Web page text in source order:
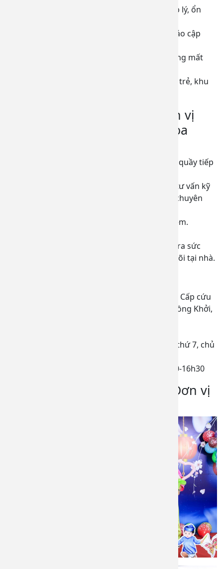
Xây dựng đa dạng gói tiêm với chi phí hợp lý, ổn
Lưu giữ lịch sử tiêm, nhắc lịch và thông báo cập
Thủ tục đặt lịch dễ dàng, nhanh gọn, không mất
Cung cấp khu vui chơi nhiều màu sắc cho trẻ, khu
Quy trình tiêm chủng tại Đơn vị
tiêm chủng Bệnh viện đa khoa
Bước 1: Khách hàng đăng ký thông tin tại quầy tiếp
Bước 2: Khách hàng được thăm khám và tư vấn kỹ
trước khi tiêm tại phòng khám với bác sĩ chuyên
Bước 3: Khách hàng thanh toán chi phí tiêm.
Bước 5: Theo dõi 30 phút sau tiêm, kiểm tra sức
khỏe trước khi ra về và hướng dẫn theo dõi tại nhà.
Địa chỉ liên hệ: Lầu 3 khu C (Đối diện khoa Cấp cứu
khu A – BVĐK Đồng Nai) Số 02 – Đường Đồng Khởi,
Giờ làm việc; từ thứ 2 – thứ 6 và các sáng thứ 7, chủ
Buổi sáng: 7h00 -11h30, buổi chiều: 13h00-16h30
Một số hình ảnh hoạt động Đơn vị